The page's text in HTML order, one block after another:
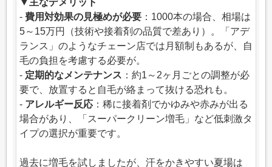
▼主なデメリット
- 費用対効果の見極めが必要 ：1000本の場合、相場は
5～15万円（技術や接着剤の品質で差あり）。「アデ
ランス」のようなチェーン店では月額制もあるが、自
毛の負担を考慮する必要が。
- 定期的なメンテナンス ：約1～2ヶ月ごとの調整が必
要で、放置すると自毛が絡まって抜ける恐れも。
- アレルギー反応 ：稀に接着剤でかゆみや赤みが出る
場合があり、「スーパークリーン増毛」など低刺激タ
イプの選択が重要です。
過去に増毛を試しましたが、汗をかきやすい夏場は